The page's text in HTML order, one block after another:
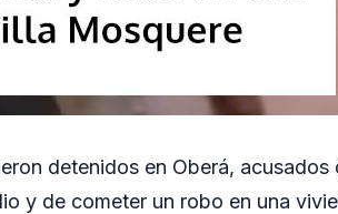
detenidos en Oberá, acusados
y de cometer un robo en una